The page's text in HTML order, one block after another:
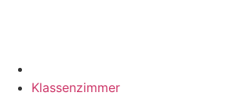
Klassenzimmer